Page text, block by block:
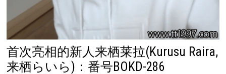
首次亮相的新人来栖莱拉(Kurusu Raira,
来栖らいら)：番号BOKD-286